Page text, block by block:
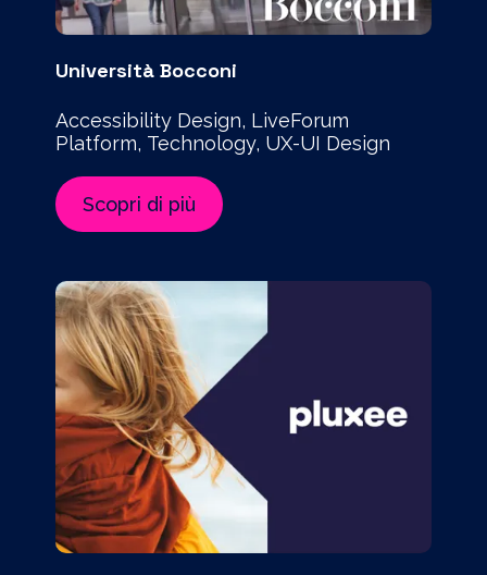
Università Bocconi
Accessibility Design, LiveForum
Platform, Technology, UX-UI Design
Scopri di più